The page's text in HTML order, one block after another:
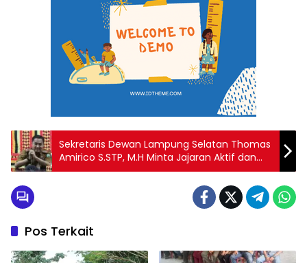
Sekretaris Dewan Lampung Selatan Thomas
Amirico S.STP, M.H Minta Jajaran Aktif dan
Disiplin Bekerja.
Pos Terkait